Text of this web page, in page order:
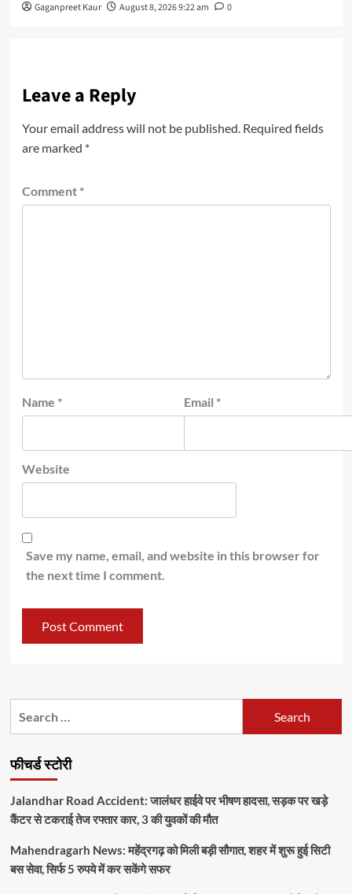
Gaganpreet Kaur August 8, 2026 9:22 am 0
Leave a Reply
Your email address will not be published. Required fields
are marked *
Comment *
Name * Email *
Website
Save my name, email, and website in this browser for
the next time I comment.
फीचर्ड स्टोरी
Jalandhar Road Accident: जालंधर हाईवे पर भीषण हादसा, सड़क पर खड़े
कैंटर से टकराई तेज रफ्तार कार, 3 की युवकों की मौत
Mahendragarh News: महेंद्रगढ़ को मिली बड़ी सौगात, शहर में शुरू हुई सिटी
बस सेवा, सिर्फ 5 रुपये में कर सकेंगे सफर